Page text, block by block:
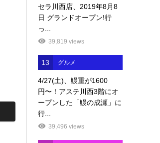
セラ川西店、2019年8月8
日 グランドオープン!行
っ...
39,819 views
13 グルメ
4/27(土)、鰻重が1600
円〜！アステ川西3階にオ
ープンした「鰻の成瀬」に
行...
39,496 views